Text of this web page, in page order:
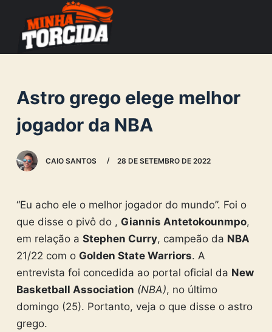
o
c
o
n
Astro grego elege melhor
jogador da NBA
CAIO SANTOS 28 DE SETEMBRO DE 2022
“Eu acho ele o melhor jogador do mundo”. Foi o
que disse o pivô do , Giannis Antetokounmpo,
em relação a Stephen Curry, campeão da NBA
21/22 com o Golden State Warriors. A
entrevista foi concedida ao portal oficial da New
Basketball Association (NBA), no último
domingo (25). Portanto, veja o que disse o astro
grego.